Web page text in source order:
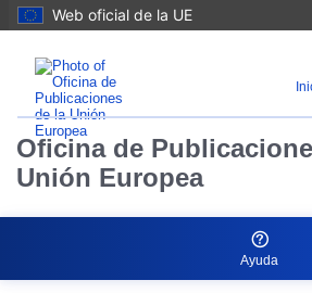
Web oficial de la UE
Oficina de
Unión Europea
Ayuda